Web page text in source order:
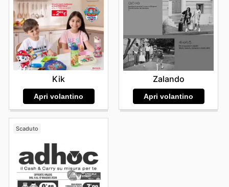
Kik
Apri volantino
Zalando
Apri volantino
Scaduto